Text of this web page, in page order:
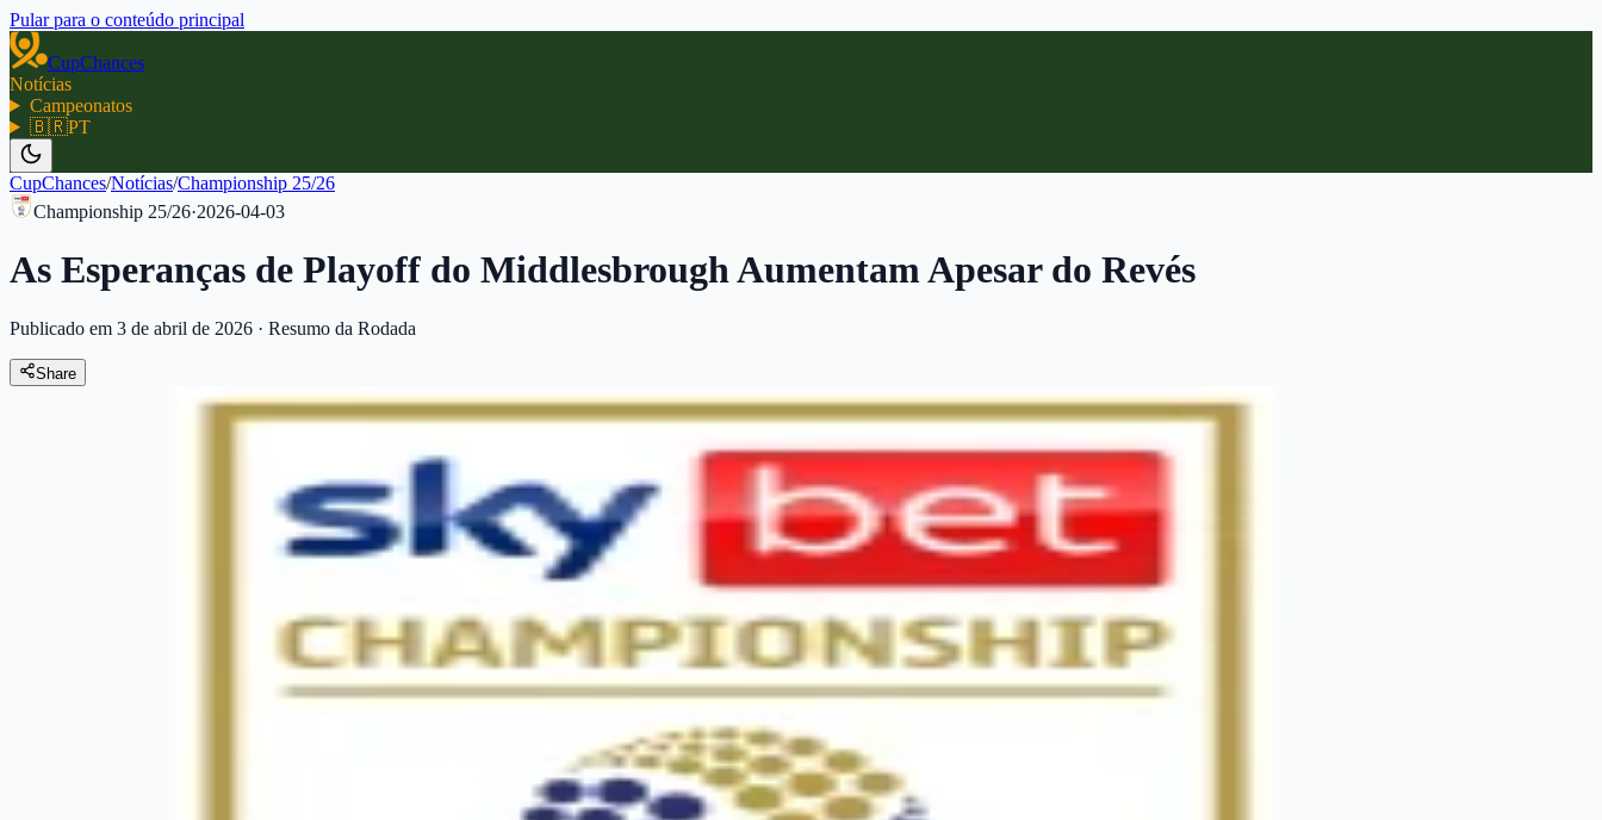
Pular para o conteúdo principal
CupChances
Notícias
Campeonatos
🇧🇷PT
CupChances/Notícias/Championship 25/26
Championship 25/26·2026-04-03
As Esperanças de Playoff do Middlesbrough Aumentam Apesar do Revés
Publicado em 3 de abril de 2026 · Resumo da Rodada
Share